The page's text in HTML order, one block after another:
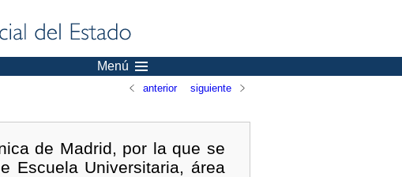
Menú
anterior siguiente
de Madrid, por la que se
Escuela Universitaria, área